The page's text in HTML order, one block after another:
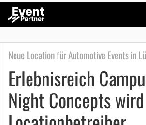
Neue Location für Automotive Events in
Erlebnisreich
Night Concepts wird